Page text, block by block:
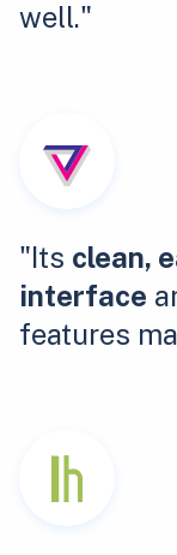
well."
"Its clean,
interface
features